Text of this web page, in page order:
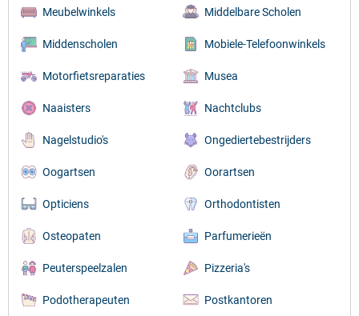
Meubelwinkels Middelbare Scholen
Middenscholen Mobiele-Telefoonwinkels
Motorfietsreparaties Musea
Naaisters Nachtclubs
Nagelstudio's Ongediertebestrijders
Oogartsen Oorartsen
Opticiens Orthodontisten
Osteopaten Parfumerieën
Peuterspeelzalen Pizzeria's
Podotherapeuten Postkantoren